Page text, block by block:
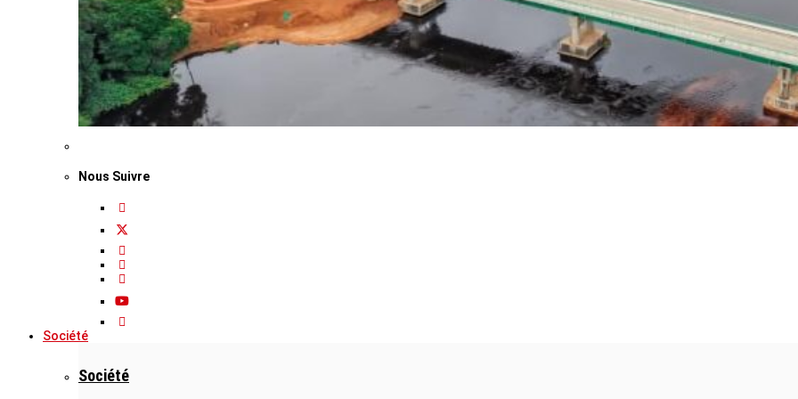
Nous Suivre
Société
Société